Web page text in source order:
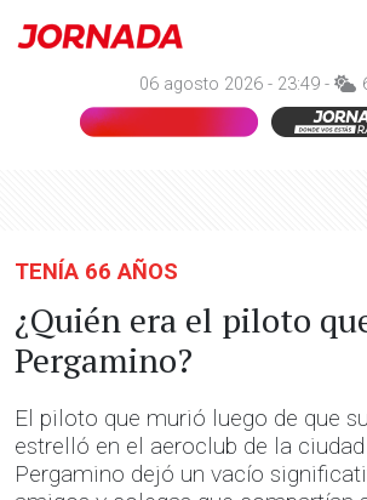
06 agosto 2026 - 23:49 -
TENÍA 66 AÑOS
¿Quién era el piloto
Pergamino?
El piloto que murió luego de que
estrelló en el aeroclub de la
Pergamino dejó un vacío